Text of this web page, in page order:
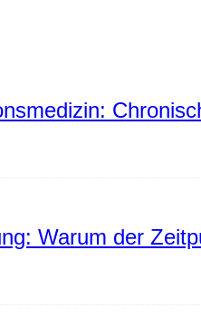
Warum der